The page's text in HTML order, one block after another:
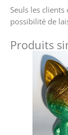
Seuls les
possibilité de
Produits